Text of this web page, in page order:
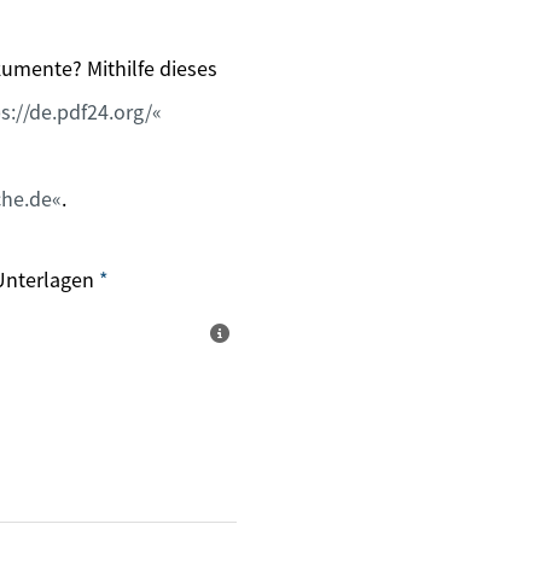
Mithilfe dieses
de.pdf24.org/
.
*